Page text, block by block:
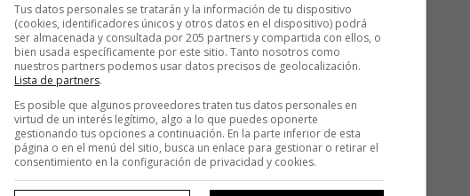
Tus datos personales se tratarán y la información de tu dispositivo
(cookies, identificadores únicos y otros datos en el dispositivo) podrá
ser almacenada y consultada por 205 partners y compartida con ellos, o
bien usada específicamente por este sitio. Tanto nosotros como
nuestros partners podemos usar datos precisos de geolocalización.
Lista de partners.
Es posible que algunos proveedores traten tus datos personales en
virtud de un interés legítimo, algo a lo que puedes oponerte
gestionando tus opciones a continuación. En la parte inferior de esta
página o en el menú del sitio, busca un enlace para gestionar o retirar el
consentimiento en la configuración de privacidad y cookies.